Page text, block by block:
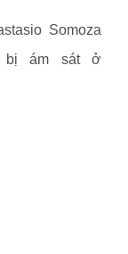
Somoza
bị ám sát ở